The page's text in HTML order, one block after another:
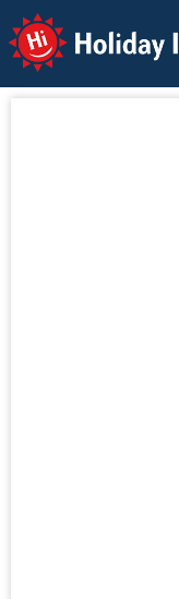
Holiday Info